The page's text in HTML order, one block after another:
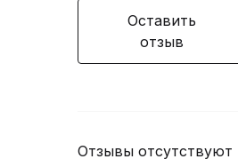
Оставить
отзыв
Отзывы отсутствуют